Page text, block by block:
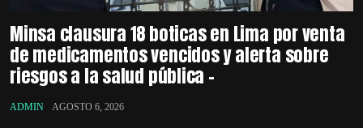
Minsa clausura 18 boticas en Lima por venta
de medicamentos vencidos y alerta sobre
riesgos a la salud pública –
ADMIN AGOSTO 6, 2026